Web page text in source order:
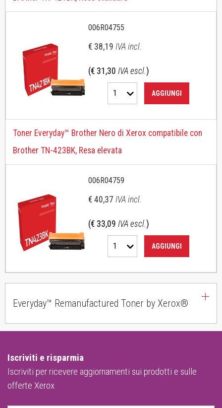
006R04755
€ 38,19 IVA incl.
(€ 31,30 IVA escl.)
1 AGGIUNGI
Toner Everyday™ Brother Nero di Xerox compatibile con
Brother TN-423BK, Resa elevata
006R04759
€ 40,37 IVA incl.
(€ 33,09 IVA escl.)
1 AGGIUNGI
Everyday™ Remanufactured Toner by Xerox®
Iscriviti e risparmia
Iscriviti per ricevere aggiornamenti sui prodotti e sulle
offerte Xerox